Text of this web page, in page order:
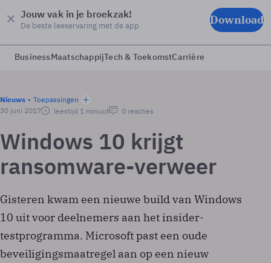
Jouw vak in je broekzak!
De beste leeservaring met de app Download
BusinessMaatschappijTech & ToekomstCarrière
Nieuws
Toepassingen
30 juni 2017
leestijd 1 minuut 0 reacties
Windows 10 krijgt
ransomware-verweer
Gisteren kwam een nieuwe build van Windows
10 uit voor deelnemers aan het insider-
testprogramma. Microsoft past een oude
beveiligingsmaatregel aan op een nieuw